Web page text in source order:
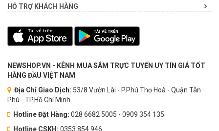
HỖ TRỢ KHÁCH HÀNG
NEWSHOP.VN - KÊNH MUA SẮM TRỰC TUYẾN UY TÍN GIÁ TỐT
HÀNG ĐẦU VIỆT NAM
Địa Chỉ Giao Dịch: 53/8 Vườn Lài - P.Phú Thọ Hoà - Quận Tân
Phú - TP.Hồ Chí Minh
Hotline Đặt Hàng: 028 6682 5005 - 0909 354 135
Hotline CSKH: 0353.854.946